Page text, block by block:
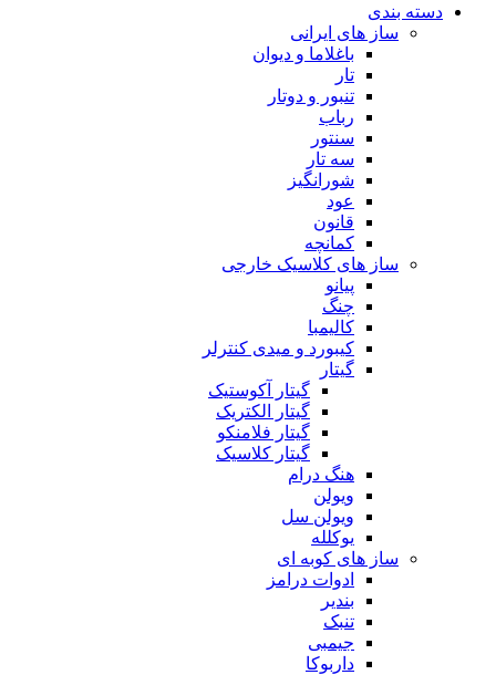
دسته بندی
ساز های ایرانی
باغلاما و دیوان
تار
تنبور و دوتار
رباب
سنتور
سه تار
شورانگیز
عود
قانون
کمانچه
ساز های کلاسیک خارجی
پیانو
چنگ
کالیمبا
کیبورد و میدی کنترلر
گیتار
گیتار آکوستیک
گیتار الکتریک
گیتار فلامنکو
گیتار کلاسیک
هنگ درام
ویولن
ویولن سل
یوکلله
ساز های کوبه ای
ادوات درامز
بندیر
تنبک
جیمبی
داربوکا